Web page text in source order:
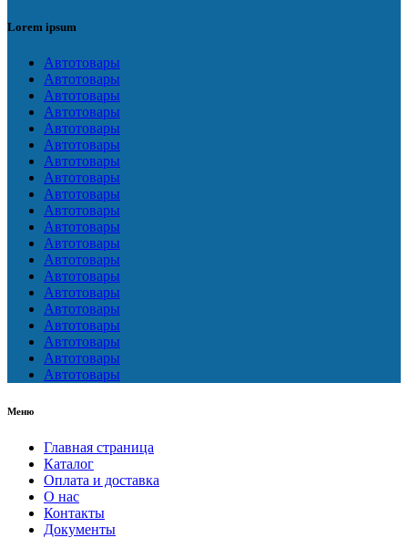
Lorem ipsum
Автотовары
Автотовары
Автотовары
Автотовары
Автотовары
Автотовары
Автотовары
Автотовары
Автотовары
Автотовары
Автотовары
Автотовары
Автотовары
Автотовары
Автотовары
Автотовары
Автотовары
Автотовары
Автотовары
Автотовары
Меню
Главная страница
Каталог
Оплата и доставка
О нас
Контакты
Документы